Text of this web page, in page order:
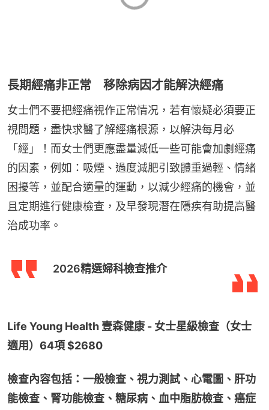
長期經痛非正常 移除病因才能解決經痛
女士們不要把經痛視作正常情况，若有懷疑必須要正
視問題，盡快求醫了解經痛根源，以解決每月必
「經」！而女士們更應盡量減低一些可能會加劇經痛
的因素，例如：吸煙、過度減肥引致體重過輕、情緒
困擾等，並配合適量的運動，以減少經痛的機會，並
且定期進行健康檢查，及早發現潛在隱疾有助提高醫
治成功率。
2026精選婦科檢查推介
Life Young Health 壹森健康 - 女士星級檢查（女士
適用）64項 $2680
檢查內容包括：一般檢查、視力測試、心電圖、肝功
能檢查、腎功能檢查、糖尿病、血中脂肪檢查、癌症